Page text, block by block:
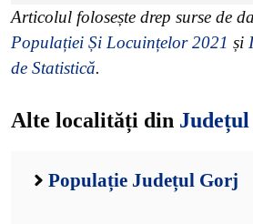
Articolul folosește drep surse de
Populației Și Locuințelor 2021 și
de Statistică.
Alte localități din
Populație Județul Gorj